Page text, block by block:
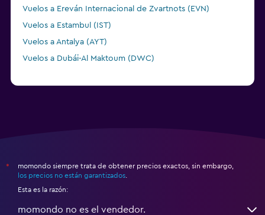
Vuelos a Ereván Internacional de Zvartnots (EVN)
Vuelos a Estambul (IST)
Vuelos a Antalya (AYT)
Vuelos a Dubái-Al Maktoum (DWC)
*
momondo siempre trata de obtener precios exactos, sin embargo,
los precios no están garantizados
Esta es la razón:
momondo no es el vendedor.